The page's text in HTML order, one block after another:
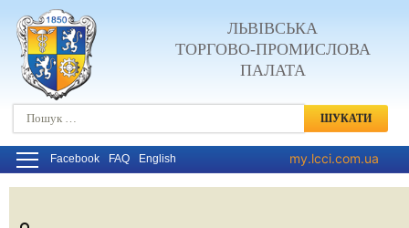
ЛЬВІВСЬКА
ТОРГОВО-ПРОМИСЛОВА
ПАЛАТА
Пошук:
Facebook FAQ English my.lcci.com.ua